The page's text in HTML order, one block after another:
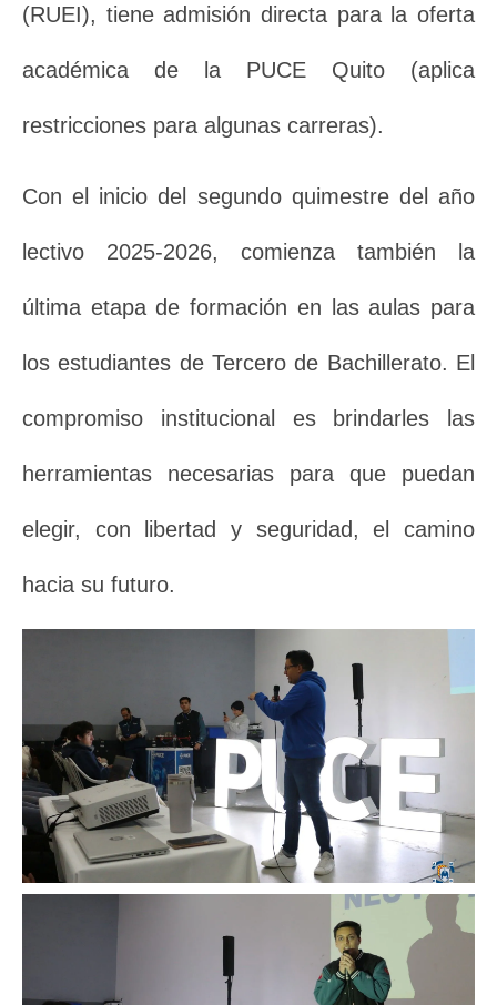
(RUEI), tiene admisión directa para la oferta
académica de la PUCE Quito (aplica
restricciones para algunas carreras).
Con el inicio del segundo quimestre del año
lectivo 2025-2026, comienza también la
última etapa de formación en las aulas para
los estudiantes de Tercero de Bachillerato. El
compromiso institucional es brindarles las
herramientas necesarias para que puedan
elegir, con libertad y seguridad, el camino
hacia su futuro.